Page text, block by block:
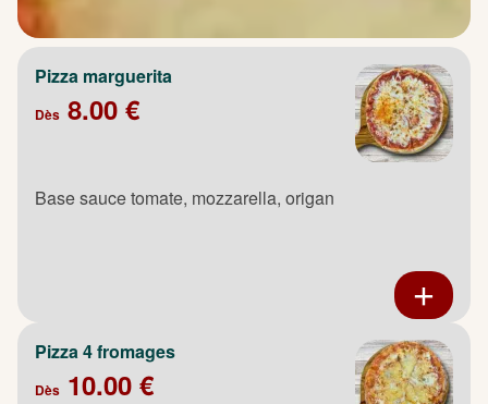
Pizza marguerita
Dès 8.00 €
Base sauce tomate, mozzarella, origan
Pizza 4 fromages
Dès 10.00 €